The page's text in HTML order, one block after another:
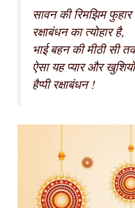
सावन की रिमझिम फुहार
रक्षाबंधन का त्योहार है,
भाई बहन की मीठी सी
ऐसा यह प्यार और
हैप्पी रक्षाबंधन !